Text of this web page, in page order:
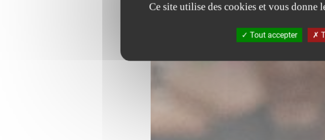
Ce site utilise des cookies et vous donne
Tout accepter